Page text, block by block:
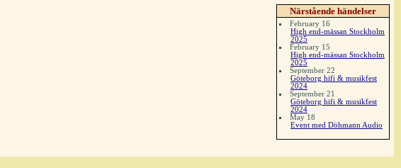
Närstående händelser
February 16
High end-mässan Stockholm
2025
February 15
High end-mässan Stockholm
2025
September 22
Göteborg hifi & musikfest
2024
September 21
Göteborg hifi & musikfest
2024
May 18
Event med Döhmann Audio